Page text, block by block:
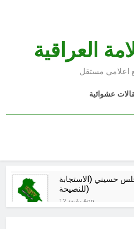
العراقية
اعلامي مستقل
عشوائية
حسيني (الاستجابة
للنصيحة)
12 دقيقة Ago